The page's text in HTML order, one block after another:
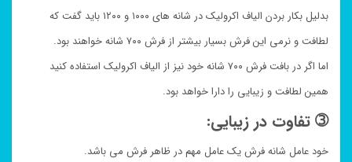
بدلیل بکار بردن الیاف اکرولیک در شانه های ۱۰۰۰ و ۱۲۰۰ باید گفت که
لطافت و نرمی این فرش بسیار بیشتر از فرش ۷۰۰ شانه خواهند بود.
اما اگر در بافت فرش ۷۰۰ شانه خود نیز از الیاف اکرولیک استفاده کنید
همین لطافت و زیبایی را دارا خواهد بود.
➂ تفاوت در زیبایی:
خود عامل شانه فرش یک عامل مهم در ظاهر فرش می باشد.